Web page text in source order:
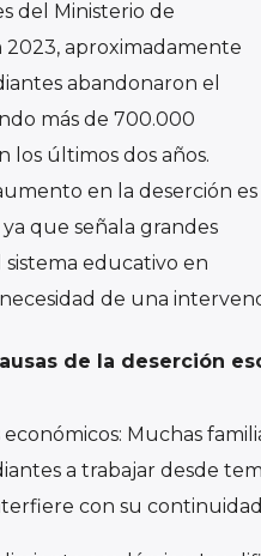
del Ministerio de
2023, aproximadamente
abandonaron el
más de 700.000
los últimos dos años.
en la deserción es
que señala grandes
sistema educativo en
de una
de la deserción
económicos: Muchas
a trabajar desde
con su